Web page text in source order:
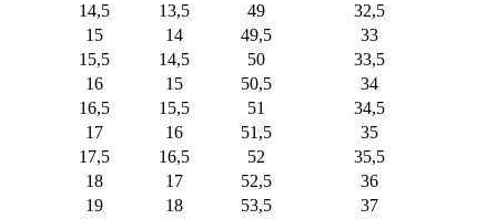
14,5
13,5 49
32,5
15
14 49,5
33
15,5
14,5 50
33,5
16
15 50,5
34
16,5
15,5 51
34,5
17
16 51,5
35
17,5
16,5 52
35,5
18
17 52,5
36
19
18 53,5
37